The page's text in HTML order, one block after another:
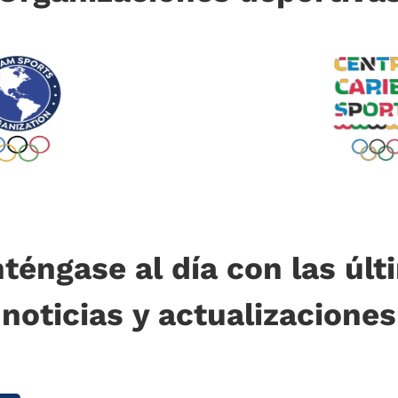
al día con las
noticias y actualizaciones